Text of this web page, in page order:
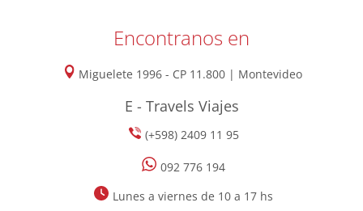
Encontranos en
Miguelete 1996 - CP 11.800 | Montevideo
E - Travels Viajes
(+598) 2409 11 95
092 776 194
Lunes a viernes de 10 a 17 hs